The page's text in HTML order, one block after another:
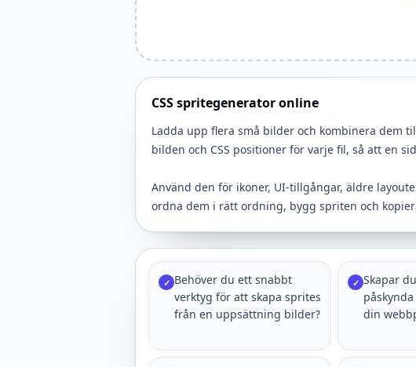
CSS spritegenerator online
Ladda upp flera små bilder och kombinera dem
bilden och CSS positioner för varje fil, så att en
Använd den för ikoner, UI-tillgångar, äldre
ordna dem i rätt ordning, bygg spriten och
✓ Behöver du ett snabbt
verktyg för att skapa sprites
från en uppsättning bilder?
✓ Skapar
din